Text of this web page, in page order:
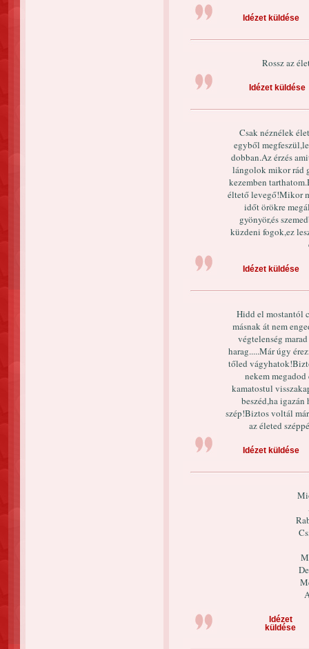
Idézet küldése
Rossz az
Idézet küldése
Csak néznélek
egyből
dobban.Az érzés
lángolok mikor rád
kezemben
éltető levegő!Mikor
időt örökre
gyönyör,és
küzdeni fogok,ez
Idézet küldése
Hidd el mostantól
másnak át nem
végtelenség
harag.....Már úgy
tőled
nekem
kamatostul
beszéd,ha
szép!Biztos voltál
az életed
Idézet küldése
Idézet
küldése